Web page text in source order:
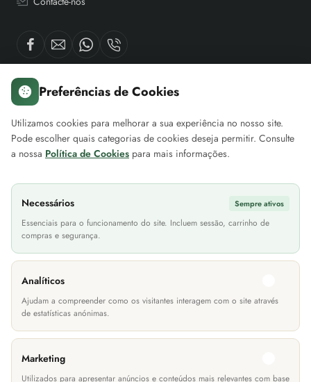
Sobre nós
Sobre a EuroMóveis
Política de Privacidade
Termos & Condições
Informações Transporte
Métodos de Pagamento
Iniciar Sessão
Cheque Prenda
As
Preferências de Cookies
Utilizamos cookies para melhorar a sua experiência no nosso site.
Pode escolher quais categorias de cookies deseja permitir. Consulte
a nossa Política de Cookies para mais informações.
Necessários Sempre ativos
Essenciais para o funcionamento do site. Incluem sessão, carrinho de
compras e segurança.
Analíticos
Ajudam a compreender como os visitantes interagem com o site através
de estatísticas anónimas.
Marketing
Utilizados para apresentar anúncios e conteúdos mais relevantes com base